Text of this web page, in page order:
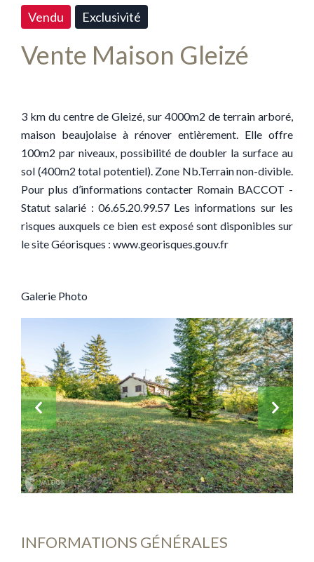
Vendu Exclusivité
Vente Maison Gleizé
3 km du centre de Gleizé, sur 4000m2 de terrain arboré,
maison beaujolaise à rénover entièrement. Elle offre
100m2 par niveaux, possibilité de doubler la surface au
sol (400m2 total potentiel). Zone Nb.Terrain non-divible.
Pour plus d’informations contacter Romain BACCOT -
Statut salarié : 06.65.20.99.57 Les informations sur les
risques auxquels ce bien est exposé sont disponibles sur
le site Géorisques : www.georisques.gouv.fr
Galerie Photo
INFORMATIONS GÉNÉRALES